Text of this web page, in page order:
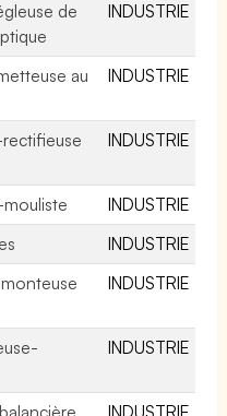
de
INDUSTRIE
au
INDUSTRIE
INDUSTRIE
INDUSTRIE
INDUSTRIE
INDUSTRIE
INDUSTRIE
INDUSTRIE